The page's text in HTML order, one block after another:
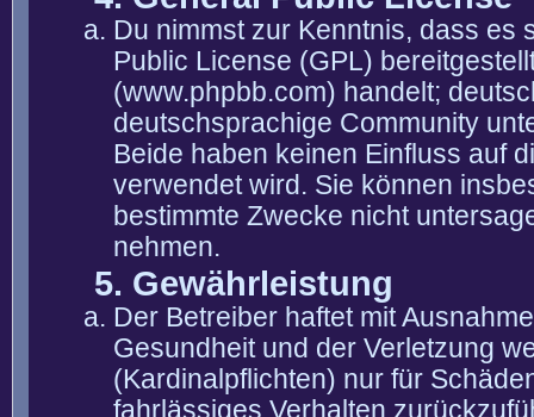
Du nimmst zur Kenntnis, dass es
Public License (GPL)
(www.phpbb.com) handelt;
deutschsprachige Community
Beide haben keinen Einfluss auf
verwendet wird. Sie können
bestimmte Zwecke nicht
nehmen.
5. Gewährleistung
Der Betreiber haftet mit
Gesundheit und der Verletzung
(Kardinalpflichten) nur für
fahrlässiges Verhalten